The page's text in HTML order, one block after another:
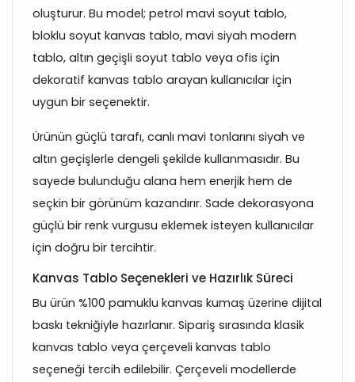
oluşturur. Bu model; petrol mavi soyut tablo,
bloklu soyut kanvas tablo, mavi siyah modern
tablo, altın geçişli soyut tablo veya ofis için
dekoratif kanvas tablo arayan kullanıcılar için
uygun bir seçenektir.
Ürünün güçlü tarafı, canlı mavi tonlarını siyah ve
altın geçişlerle dengeli şekilde kullanmasıdır. Bu
sayede bulunduğu alana hem enerjik hem de
seçkin bir görünüm kazandırır. Sade dekorasyona
güçlü bir renk vurgusu eklemek isteyen kullanıcılar
için doğru bir tercihtir.
Kanvas Tablo Seçenekleri ve Hazırlık Süreci
Bu ürün %100 pamuklu kanvas kumaş üzerine dijital
baskı tekniğiyle hazırlanır. Sipariş sırasında klasik
kanvas tablo veya çerçeveli kanvas tablo
seçeneği tercih edilebilir. Çerçeveli modellerde